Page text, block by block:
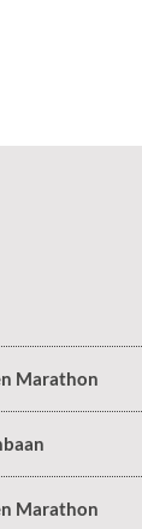
Marathon
Marathon